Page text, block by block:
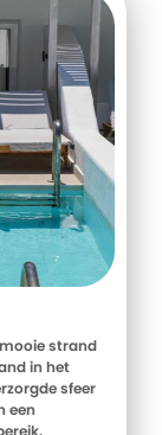
strand
in het
sfeer
een